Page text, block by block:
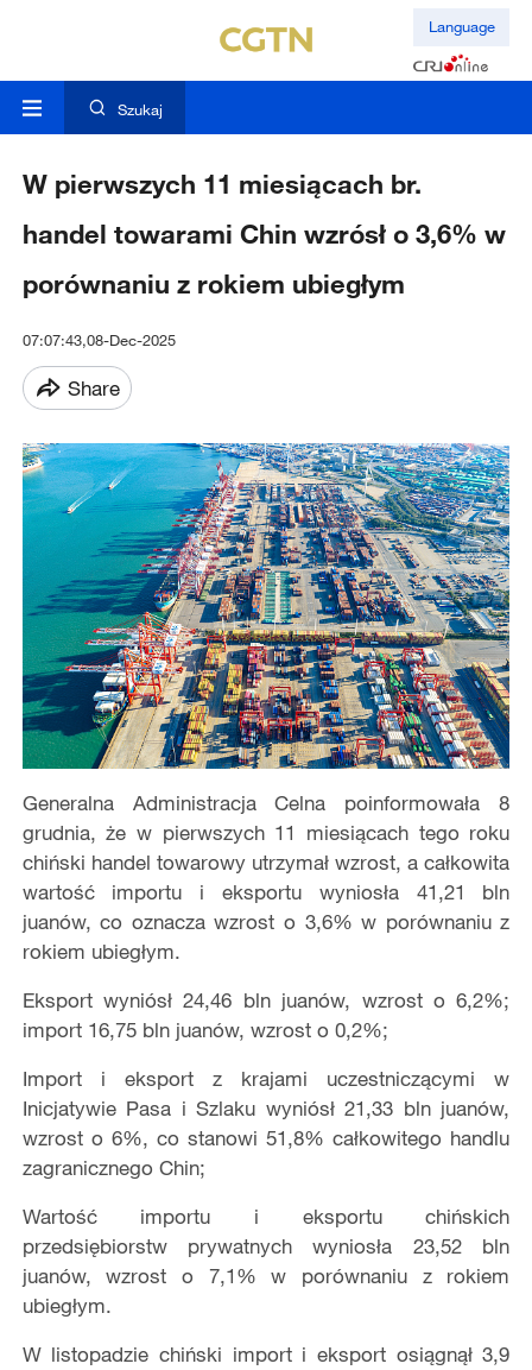
Language
Szukaj
W pierwszych 11 miesiącach br.
handel towarami Chin wzrósł o 3,6% w
porównaniu z rokiem ubiegłym
07:07:43,08-Dec-2025
Share
Generalna Administracja Celna poinformowała 8
grudnia, że w pierwszych 11 miesiącach tego roku
chiński handel towarowy utrzymał wzrost, a całkowita
wartość importu i eksportu wyniosła 41,21 bln
juanów, co oznacza wzrost o 3,6% w porównaniu z
rokiem ubiegłym.
Eksport wyniósł 24,46 bln juanów, wzrost o 6,2%;
import 16,75 bln juanów, wzrost o 0,2%;
Import i eksport z krajami uczestniczącymi w
Inicjatywie Pasa i Szlaku wyniósł 21,33 bln juanów,
wzrost o 6%, co stanowi 51,8% całkowitego handlu
zagranicznego Chin;
Wartość importu i eksportu chińskich
przedsiębiorstw prywatnych wyniosła 23,52 bln
juanów, wzrost o 7,1% w porównaniu z rokiem
ubiegłym.
W listopadzie chiński import i eksport osiągnął 3,9